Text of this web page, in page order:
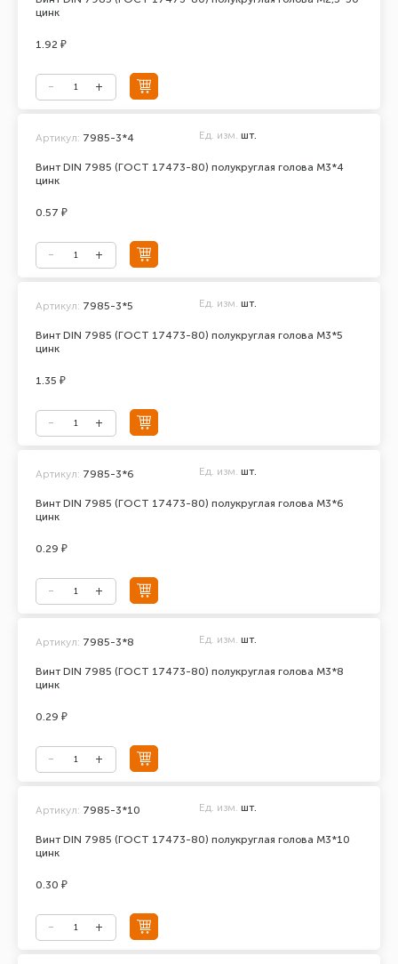
цинк
1.92 ₽
Винт DIN 7985 (ГОСТ 17473-80) полукруглая голова М3*4
цинк
Артикул: 7985-3*4 Ед. изм. шт.
0.57 ₽
Винт DIN 7985 (ГОСТ 17473-80) полукруглая голова М3*5
цинк
Артикул: 7985-3*5 Ед. изм. шт.
1.35 ₽
Винт DIN 7985 (ГОСТ 17473-80) полукруглая голова М3*6
цинк
Артикул: 7985-3*6 Ед. изм. шт.
0.29 ₽
Винт DIN 7985 (ГОСТ 17473-80) полукруглая голова М3*8
цинк
Артикул: 7985-3*8 Ед. изм. шт.
0.29 ₽
Винт DIN 7985 (ГОСТ 17473-80) полукруглая голова М3*10
цинк
Артикул: 7985-3*10 Ед. изм. шт.
0.30 ₽